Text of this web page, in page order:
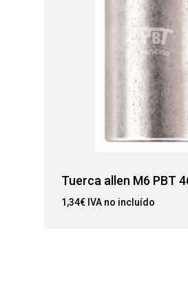
Tuerca allen M6 PBT
1,34€ IVA no incluído